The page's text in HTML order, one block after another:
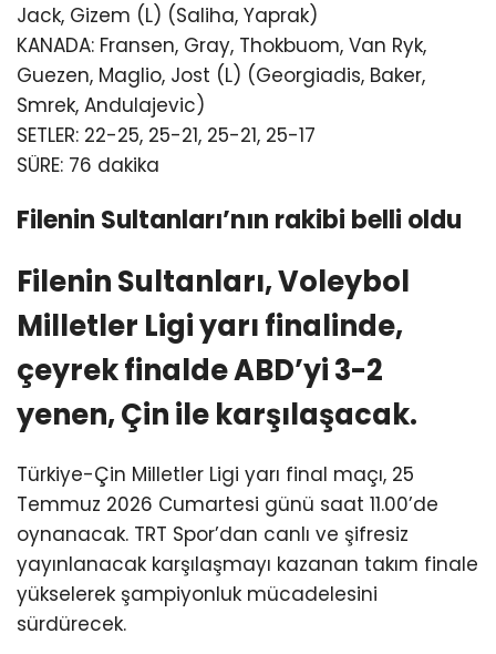
Jack, Gizem (L) (Saliha, Yaprak)
KANADA: Fransen, Gray, Thokbuom, Van Ryk,
Guezen, Maglio, Jost (L) (Georgiadis, Baker,
Smrek, Andulajevic)
SETLER: 22-25, 25-21, 25-21, 25-17
SÜRE: 76 dakika
Filenin Sultanları’nın rakibi belli oldu
Filenin Sultanları, Voleybol
Milletler Ligi yarı finalinde,
çeyrek finalde ABD’yi 3-2
yenen, Çin ile karşılaşacak.
Türkiye-Çin Milletler Ligi yarı final maçı, 25
Temmuz 2026 Cumartesi günü saat 11.00’de
oynanacak. TRT Spor’dan canlı ve şifresiz
yayınlanacak karşılaşmayı kazanan takım finale
yükselerek şampiyonluk mücadelesini
sürdürecek.